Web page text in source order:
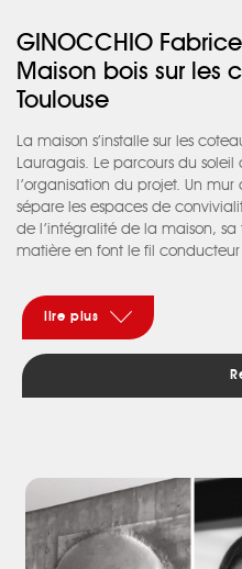
GINOCCHIO
Maison bois sur les
Toulouse
La maison s’installe sur les
Lauragais. Le parcours du
l’organisation du projet. Un
sépare les espaces de
de l’intégralité de la maison,
matière en font le fil conducteur
l’ensemble du mur béton et qui
laisser deviner la présence de
intimes longent le couloir de
Lauragais aux Pyrénées. Le
maison est bardé
dans des tonalités chaudes
à l’ensemble.
lire plus